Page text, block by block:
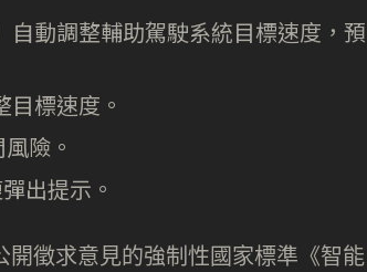
動調整輔助駕駛系統目標速度，預
標速度。
險。
出提示。
徵求意見的強制性國家標準《智能